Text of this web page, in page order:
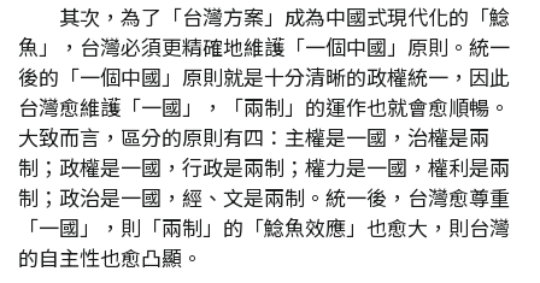
其次，為了「台灣方案」成為中國式現代化的「鯰
魚」，台灣必須更精確地維護「一個中國」原則。統一
後的「一個中國」原則就是十分清晰的政權統一，因此
台灣愈維護「一國」，「兩制」的運作也就會愈順暢。
大致而言，區分的原則有四：主權是一國，治權是兩
制；政權是一國，行政是兩制；權力是一國，權利是兩
制；政治是一國，經、文是兩制。統一後，台灣愈尊重
「一國」，則「兩制」的「鯰魚效應」也愈大，則台灣
的自主性也愈凸顯。